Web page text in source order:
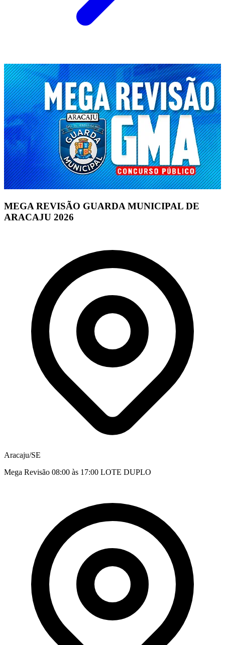
MEGA REVISÃO GUARDA MUNICIPAL DE
ARACAJU 2026
Aracaju/SE
Mega Revisão 08:00 às 17:00 LOTE DUPLO